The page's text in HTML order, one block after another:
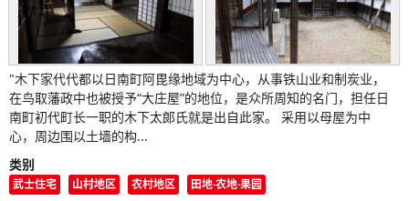
"木下家代代都以日南町阿毘缘地域为中心，从事铁山业和制炭业，
在鸟取藩政中也被授予“大庄屋”的地位，是众所周知的名门，担任日
南町初代町长一职的木下太郎氏就是出自此家。 采用以母屋为中
心，周边围以土墙的构...
类别
武士住宅 山村地区 农村地区 田地·农地·果园